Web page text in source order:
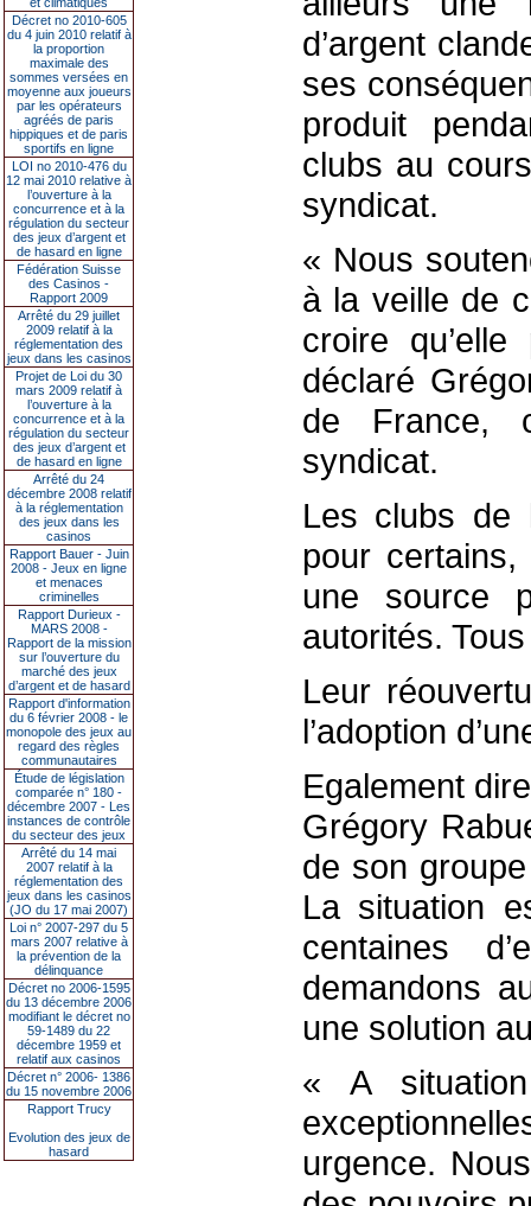
Décret no 2010-605
du 4 juin 2010 relatif à
la proportion
maximale des
sommes versées en
moyenne aux joueurs
par les opérateurs
agréés de paris
hippiques et de paris
sportifs en ligne
LOI no 2010-476 du
12 mai 2010 relative à
l’ouverture à la
concurrence et à la
régulation du secteur
des jeux d’argent et
de hasard en ligne
Fédération Suisse
des Casinos -
Rapport 2009
Arrêté du 29 juillet
2009 relatif à la
réglementation des
jeux dans les casinos
Projet de Loi du 30
mars 2009 relatif à
l’ouverture à la
concurrence et à la
régulation du secteur
des jeux d’argent et
de hasard en ligne
Arrêté du 24
décembre 2008 relatif
à la réglementation
des jeux dans les
casinos
Rapport Bauer - Juin
2008 - Jeux en ligne
et menaces
criminelles
Rapport Durieux -
MARS 2008 -
Rapport de la mission
sur l’ouverture du
marché des jeux
d’argent et de hasard
Rapport d'information
du 6 février 2008 - le
monopole des jeux au
regard des règles
communautaires
Étude de législation
comparée n° 180 -
décembre 2007 - Les
instances de contrôle
du secteur des jeux
Arrêté du 14 mai
2007 relatif à la
réglementation des
jeux dans les casinos
(JO du 17 mai 2007)
Loi n° 2007-297 du 5
mars 2007 relative à
la prévention de la
délinquance
Décret no 2006-1595
du 13 décembre 2006
modifiant le décret no
59-1489 du 22
décembre 1959 et
relatif aux casinos
Décret n° 2006- 1386
du 15 novembre 2006
Rapport Trucy
Evolution des jeux de
hasard
d’argent
ses
produit
clubs au
syndicat.
« Nous
à la veille de
croire
déclaré
de France,
syndicat.
Les clubs de
pour
une source
autorités.
Leur
l’adoption
Egalement
Grégory
de son
La situation
centaines
demandons
une solution
« A
urgence.